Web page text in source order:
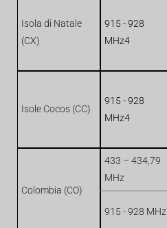
Isola di Natale
(CX)
915 - 928
MHz4
Isole Cocos (CC)
915 - 928
MHz4
Colombia (CO)
433 – 434,79
MHz
915 - 928 MHz